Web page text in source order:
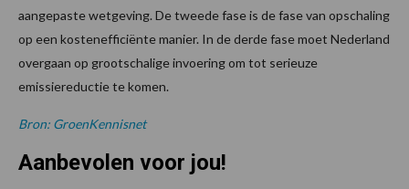
aangepaste wetgeving. De tweede fase is de fase van opschaling
op een kostenefficiënte manier. In de derde fase moet Nederland
overgaan op grootschalige invoering om tot serieuze
emissiereductie te komen.
Bron: GroenKennisnet
Aanbevolen voor jou!